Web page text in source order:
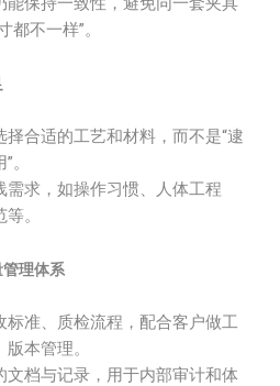
都不一样”。
择合适的工艺和材料，而不是“逮
。
需求，如操作习惯、人体工程
。
理体系
标准、质检流程，配合客户做工
本管理。
文档与记录，用于内部审计和体